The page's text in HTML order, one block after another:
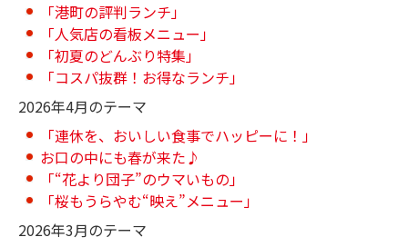
「港町の評判ランチ」
「人気店の看板メニュー」
「初夏のどんぶり特集」
「コスパ抜群！お得なランチ」
2026年4月のテーマ
「連休を、おいしい食事でハッピーに！」
お口の中にも春が来た♪
「“花より団子”のウマいもの」
「桜もうらやむ“映え”メニュー」
2026年3月のテーマ